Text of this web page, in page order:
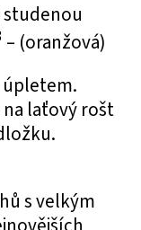
studenou
– (oranžová)
úpletem.
laťový rošt
s velkým